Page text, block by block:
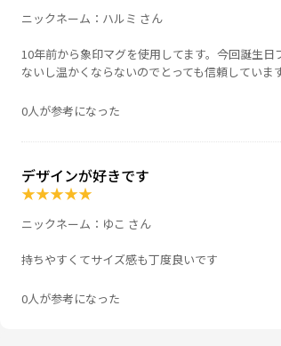
ニックネーム：ハルミ さん
10年前から象印マグを使用してます。今回誕生
ないし温かくならないのでとっても信頼していま
0人が参考になった
デザインが好きです
★★★★★
ニックネーム：ゆこ さん
持ちやすくてサイズ感も丁度良いです
0人が参考になった